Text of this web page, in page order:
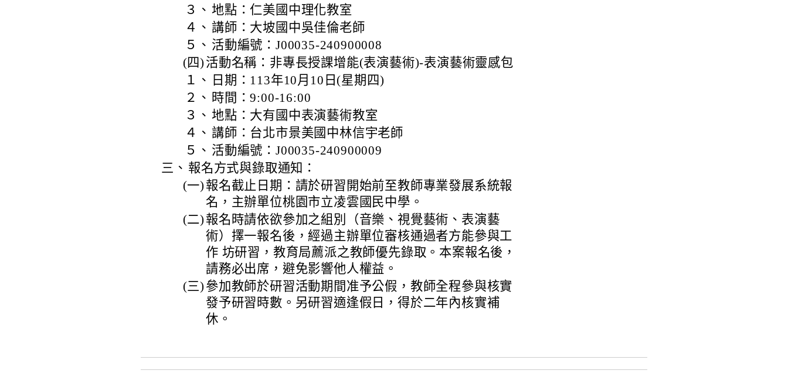
３、 地點：仁美國中理化教室
４、 講師：大坡國中吳佳倫老師
５、 活動編號：J00035-240900008
(四) 活動名稱：非專長授課增能(表演藝術)-表演藝術靈感包
１、
日期：113年10月10日(星期四)
２、 時間：9:00-16:00
３、 地點：大有國中表演藝術教室
４、 講師：台北市景美國中林信宇老師
５、 活動編號：J00035-240900009
三、 報名方式與錄取通知：
(一) 報名截止日期：請於研習開始前至教師專業發展系統報
名，主辦單位桃園市立凌雲國民中學。
(二) 報名時請依欲參加之組別（音樂、視覺藝術、表演藝
術）擇一報名後，經過主辦單位審核通過者方能參與工
作 坊研習，教育局薦派之教師優先錄取。本案報名後，
請務必出席，避免影響他人權益。
(三) 參加教師於研習活動期間准予公假，教師全程參與核實
發予研習時數。另研習適逢假日，得於二年內核實補
休。